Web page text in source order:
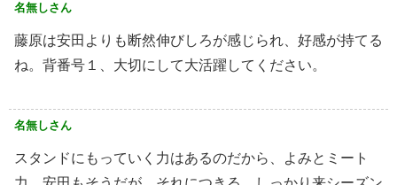
名無しさん
藤原は安田よりも断然伸びしろが感じられ、好感が持てる
ね。背番号１、大切にして大活躍してください。
名無しさん
スタンドにもっていく力はあるのだから、よみとミート